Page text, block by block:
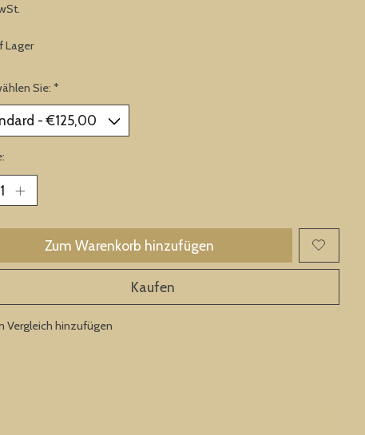
Lager
Sie: *
Zum Warenkorb hinzufügen
Kaufen
Vergleich hinzufügen